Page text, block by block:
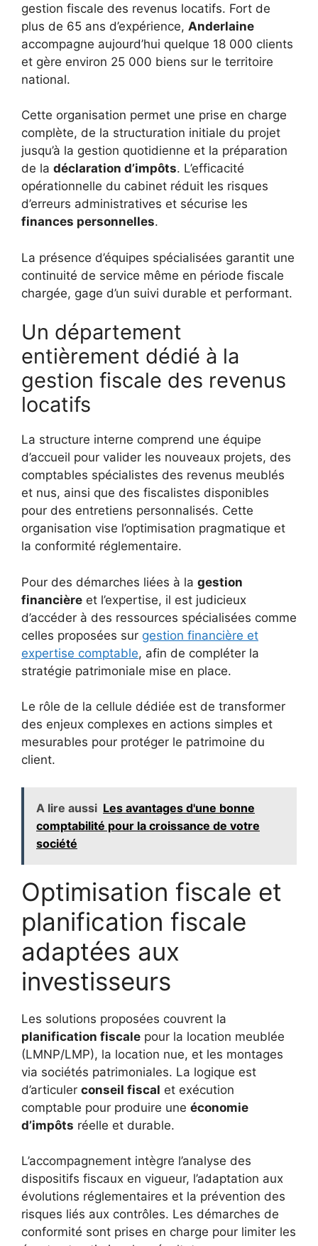
gestion fiscale des revenus locatifs. Fort de
plus de 65 ans d’expérience, Anderlaine
accompagne aujourd’hui quelque 18 000 clients
et gère environ 25 000 biens sur le territoire
national.
Cette organisation permet une prise en charge
complète, de la structuration initiale du projet
jusqu’à la gestion quotidienne et la préparation
de la déclaration d’impôts. L’efficacité
opérationnelle du cabinet réduit les risques
d’erreurs administratives et sécurise les
finances personnelles.
La présence d’équipes spécialisées garantit une
continuité de service même en période fiscale
chargée, gage d’un suivi durable et performant.
Un département
entièrement dédié à la
gestion fiscale des revenus
locatifs
La structure interne comprend une équipe
d’accueil pour valider les nouveaux projets, des
comptables spécialistes des revenus meublés
et nus, ainsi que des fiscalistes disponibles
pour des entretiens personnalisés. Cette
organisation vise l’optimisation pragmatique et
la conformité réglementaire.
Pour des démarches liées à la gestion
financière et l’expertise, il est judicieux
d’accéder à des ressources spécialisées comme
celles proposées sur gestion financière et
expertise comptable, afin de compléter la
stratégie patrimoniale mise en place.
Le rôle de la cellule dédiée est de transformer
des enjeux complexes en actions simples et
mesurables pour protéger le patrimoine du
client.
A lire aussi Les avantages d'une bonne
comptabilité pour la croissance de votre
société
Optimisation fiscale et
planification fiscale
adaptées aux
investisseurs
Les solutions proposées couvrent la
planification fiscale pour la location meublée
(LMNP/LMP), la location nue, et les montages
via sociétés patrimoniales. La logique est
d’articuler conseil fiscal et exécution
comptable pour produire une économie
d’impôts réelle et durable.
L’accompagnement intègre l’analyse des
dispositifs fiscaux en vigueur, l’adaptation aux
évolutions réglementaires et la prévention des
risques liés aux contrôles. Les démarches de
conformité sont prises en charge pour limiter les